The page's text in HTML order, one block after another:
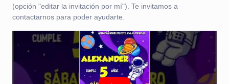
(opción "editar la invitación por mí"). Te invitamos a
contactarnos para poder ayudarte.